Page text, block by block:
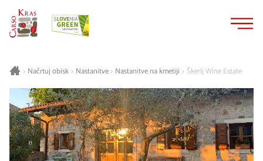
> Načrtuj obisk> Nastanitve> Nastanitve na kmetiji >Škerlj Wine Estate